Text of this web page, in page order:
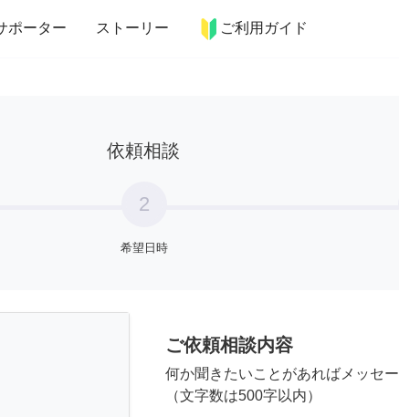
ポーター ストーリー ご利用ガイド
ア 趣味・習い事 ペット 料理
依頼相談
2
希望日時
ご依頼相談内容
何か聞きたいことがあればメッセ
（文字数は500字以内）